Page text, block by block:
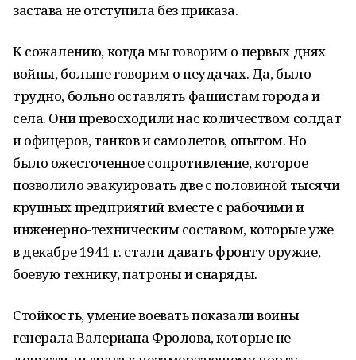
застава не отступила без приказа.
К сожалению, когда мы говорим о первых днях
войны, больше говорим о неудачах. Да, было
трудно, больно оставлять фашистам города и
села. Они превосходили нас количеством солдат
и офицеров, танков и самолетов, опытом. Но
было ожесточенное сопротивление, которое
позволило эвакуировать две с половиной тысячи
крупных предприятий вместе с рабочими и
инженерно-техническим составом, которые уже
в декабре 1941 г. стали давать фронту оружие,
боевую технику, патроны и снаряды.
Стойкость, умение воевать показали воины
генерала Валериана Фролова, которые не